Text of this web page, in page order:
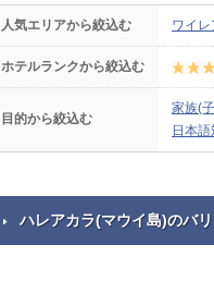
人気エリアから絞込む ワイレ
ホテルランクから絞込む
目的から絞込む
家族(
日本
ハレアカラ(マウイ島)のバ